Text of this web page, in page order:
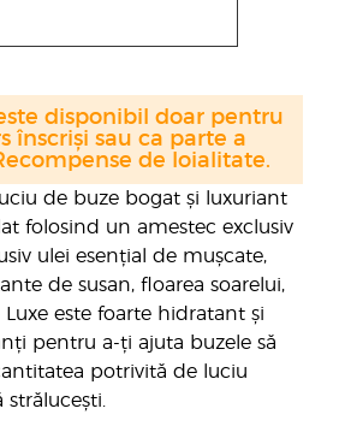
de buze bogat și luxuriant
folosind un amestec exclusiv
ulei esențial de mușcate,
de susan, floarea soarelui,
Luxe este foarte hidratant și
pentru a-ți ajuta buzele să
potrivită de luciu
disponibil doar pentru
înscriși sau ca parte a
de loialitate.